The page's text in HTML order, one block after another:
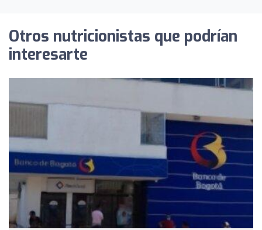
Otros nutricionistas que podrían
interesarte